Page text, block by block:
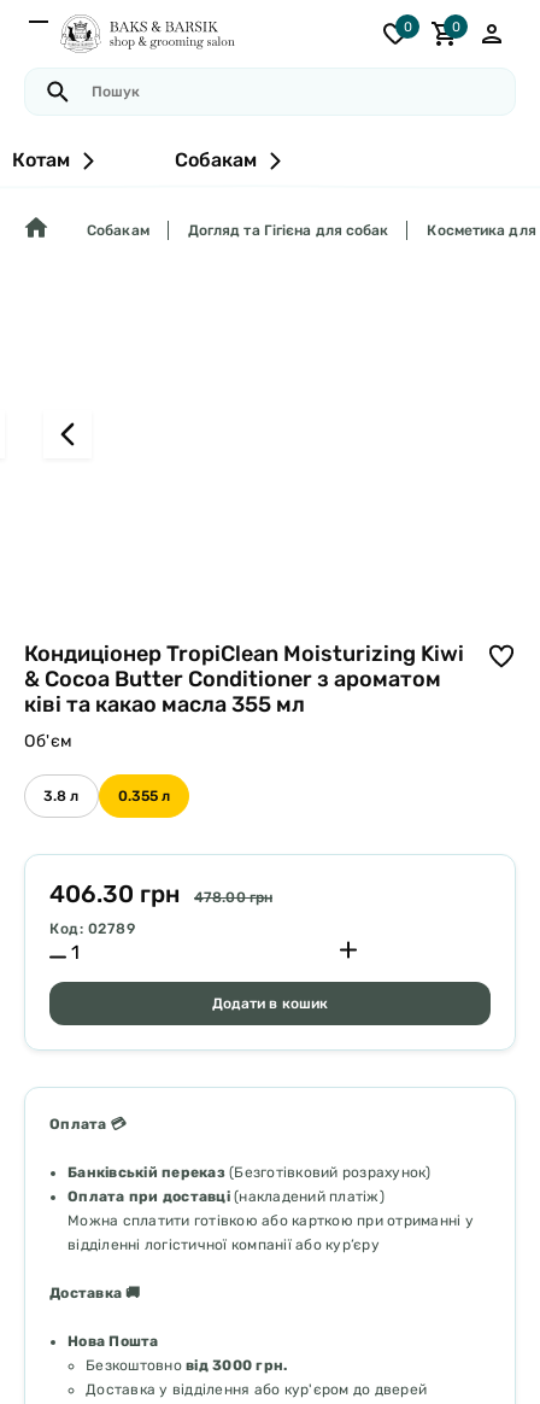
0 0
Котам Собакам
Собакам Догляд та Гігієна для собак Косметика для
Кондиціонер TropiClean Moisturizing Kiwi
& Cocoa Butter Conditioner з ароматом
ківі та какао масла 355 мл
Об'єм
3.8 л 0.355 л
406.30 грн
478.00 грн
Код: 02789
Додати в кошик
Оплата 💳
Банківській переказ(Безготівковий розрахунок)
Оплата при доставці(накладений платіж)
Можна сплатити готівкою або карткою при отриманні у
відділенні логістичної компанії або кур’єру
Доставка 🚚
Нова Пошта
Безкоштовно від 3000 грн.
Доставка у відділення або кур'єром до дверей